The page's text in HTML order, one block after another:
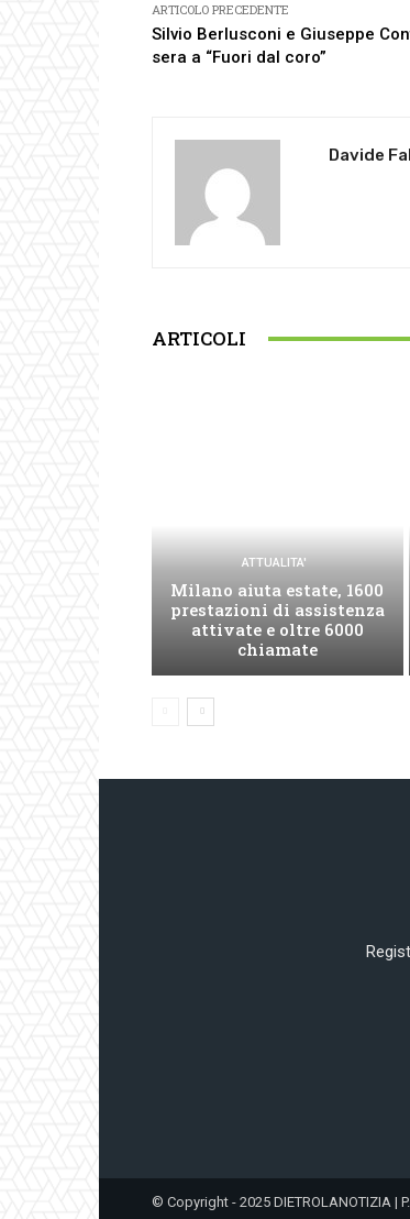
ARTICOLO PRECEDENTE
Silvio Berlusconi e Giuseppe
sera a “Fuori dal coro”
Davide
ARTICOLI
ATTUALITA'
Milano aiuta estate, 1600
prestazioni di assistenza
attivate e oltre 6000
chiamate
© Copyright - 2025 DIETROLANOTIZIA |